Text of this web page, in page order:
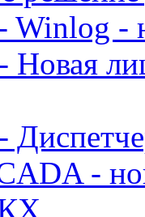
Winlog -
Новая
-